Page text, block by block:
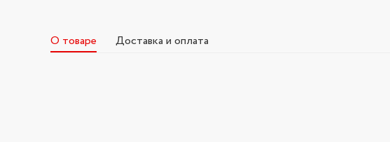
О товаре Доставка и оплата